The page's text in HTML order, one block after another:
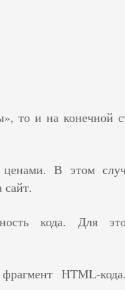
то и на конечной
В этом
кода. Для
HTML-